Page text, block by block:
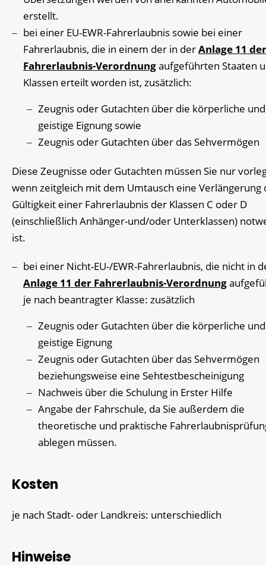
erstellt.
bei einer EU-EWR-Fahrerlaubnis sowie bei einer
Fahrerlaubnis, die in einem der in derAnlage 11 der
Fahrerlaubnis-Verordnungaufgeführten Staaten
Klassen erteilt worden ist, zusätzlich:
Zeugnis oder Gutachten über die körperliche und
geistige Eignung sowie
Zeugnis oder Gutachten über das Sehvermögen
Diese Zeugnisse oder Gutachten müssen Sie nur
wenn zeitgleich mit dem Umtausch eine Verlängerung
Gültigkeit einer Fahrerlaubnis der Klassen C oder D
(einschließlich Anhänger-und/oder Unterklassen)
ist.
bei einer Nicht-EU-/EWR-Fahrerlaubnis, die nicht in
Anlage 11 der Fahrerlaubnis-Verordnung
je nach beantragter Klasse: zusätzlich
Zeugnis oder Gutachten über die körperliche und
geistige Eignung
Zeugnis oder Gutachten über das Sehvermögen
beziehungsweise eine Sehtestbescheinigung
Nachweis über die Schulung in Erster Hilfe
Angabe der Fahrschule, da Sie außerdem die
theoretische und praktische
ablegen müssen.
Kosten
je nach Stadt- oder Landkreis: unterschiedlich
Hinweise